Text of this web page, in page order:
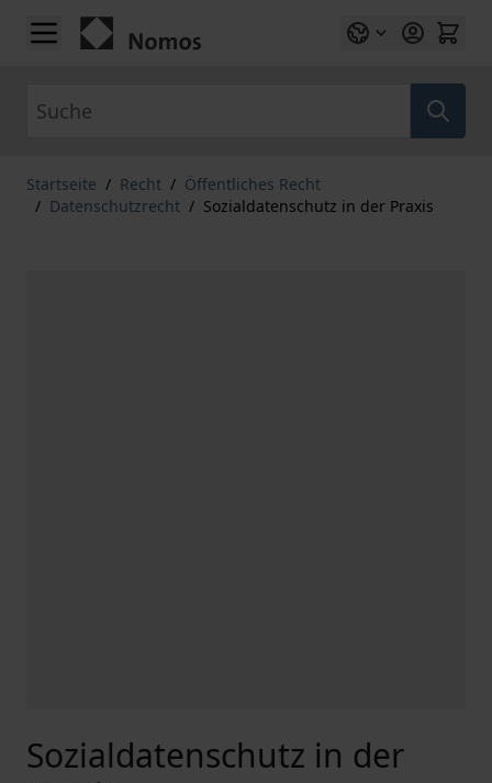
Zum Inhalt springen
Startseite / Recht / Öffentliches Recht
/ Datenschutzrecht / Sozialdatenschutz in der Praxis
Sozialdatenschutz in der